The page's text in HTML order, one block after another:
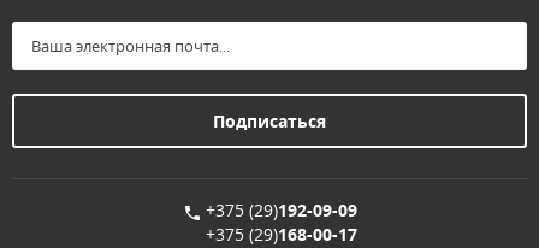
+375 (29)192-09-09
+375 (29)168-00-17